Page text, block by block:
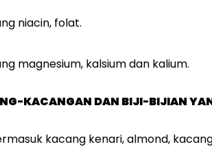
niacin, folat.
magnesium, kalsium dan kalium.
KACANGAN DAN BIJI-BIJIAN
kacang kenari, almond,